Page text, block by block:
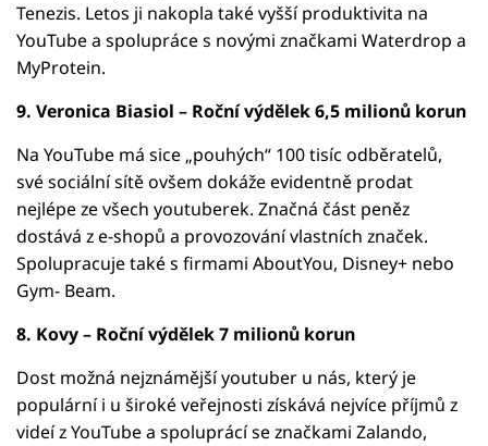
Tenezis. Letos ji nakopla také vyšší produktivita na
YouTube a spolupráce s novými značkami Waterdrop a
MyProtein.
9. Veronica Biasiol – Roční výdělek 6,5 milionů korun
Na YouTube má sice „pouhých“ 100 tisíc odběratelů,
své sociální sítě ovšem dokáže evidentně prodat
nejlépe ze všech youtuberek. Značná část peněz
dostává z e-shopů a provozování vlastních značek.
Spolupracuje také s firmami AboutYou, Disney+ nebo
Gym- Beam.
8. Kovy – Roční výdělek 7 milionů korun
Dost možná nejznámější youtuber u nás, který je
populární i u široké veřejnosti získává nejvíce příjmů z
videí z YouTube a spoluprácí se značkami Zalando,